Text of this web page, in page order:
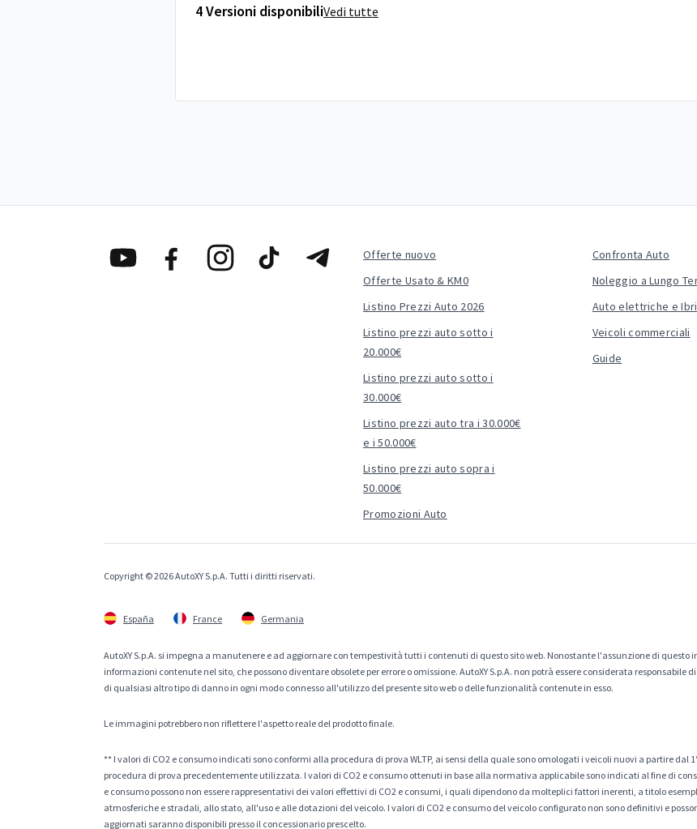
4 Versioni disponibiliVedi tutte
Offerte nuovo
Offerte Usato & KM0
Listino Prezzi Auto 2026
Listino prezzi auto sotto i
20.000€
Listino prezzi auto sotto i
30.000€
Listino prezzi auto tra i 30.000€
e i 50.000€
Listino prezzi auto sopra i
50.000€
Promozioni Auto
Confronta Auto
Noleggio a Lungo
Auto elettriche e
Veicoli commerciali
Guide
Copyright © 2026 AutoXY S.p.A. Tutti i diritti riservati.
España France Germania
AutoXY S.p.A. si impegna a manutenere e ad aggiornare con tempestività tutti i contenuti di questo sito web. Nonostante l'assunzione di questo
informazioni contenute nel sito, che possono diventare obsolete per errore o omissione. AutoXY S.p.A. non potrà essere considerata
di qualsiasi altro tipo di danno in ogni modo connesso all'utilizzo del presente sito web o delle funzionalità contenute in esso.
Le immagini potrebbero non riflettere l'aspetto reale del prodotto finale.
** I valori di CO2 e consumo indicati sono conformi alla procedura di prova WLTP, ai sensi della quale sono omologati i veicoli nuovi a partire dal
procedura di prova precedentemente utilizzata. I valori di CO2 e consumo ottenuti in base alla normativa applicabile sono indicati al fine di
e consumo possono non essere rappresentativi dei valori effettivi di CO2 e consumi, i quali dipendono da molteplici fattori inerenti, a titolo
atmosferiche e stradali, allo stato, all'uso e alle dotazioni del veicolo. I valori di CO2 e consumo del veicolo configurato non sono definitivi e
aggiornati saranno disponibili presso il concessionario prescelto.